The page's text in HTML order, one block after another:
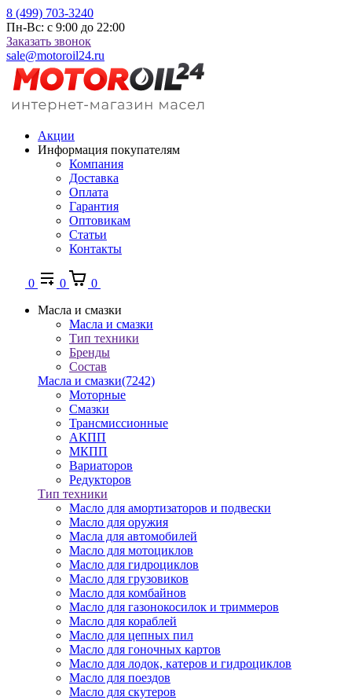
8 (499) 703-3240
Пн-Вс: с 9:00 до 22:00
Заказать звонок
sale@motoroil24.ru
Акции
Информация покупателям
Компания
Доставка
Оплата
Гарантия
Оптовикам
Статьи
Контакты
0 0
0
Масла и смазки
Масла и смазки
Тип техники
Бренды
Состав
Масла и смазки(7242)
Моторные
Смазки
Трансмиссионные
АКПП
МКПП
Вариаторов
Редукторов
Тип техники
Масло для амортизаторов и подвески
Масло для оружия
Масла для автомобилей
Масло для мотоциклов
Масло для гидроциклов
Масло для грузовиков
Масло для комбайнов
Масло для газонокосилок и триммеров
Масло для кораблей
Масло для цепных пил
Масло для гоночных картов
Масло для лодок, катеров и гидроциклов
Масло для поездов
Масло для скутеров